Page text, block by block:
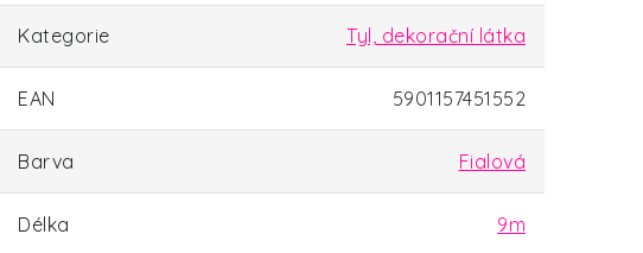
Kategorie Tyl, dekorační látka
EAN 5901157451552
Barva Fialová
Délka 9m